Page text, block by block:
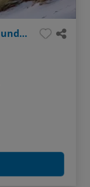
Einzigartige Momente mit Licht und Kamera